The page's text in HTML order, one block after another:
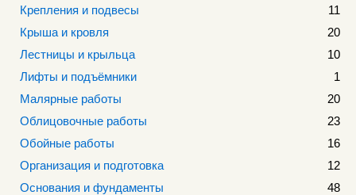
Крепления и подвесы
11
Крыша и кровля
20
Лестницы и крыльца
10
Лифты и подъёмники
1
Малярные работы
20
Облицовочные работы
23
Обойные работы
16
Организация и подготовка
12
Основания и фундаменты
48